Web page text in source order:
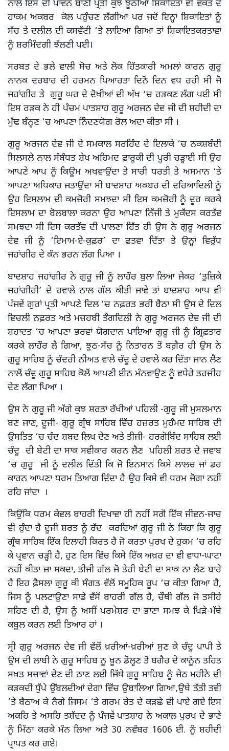
ਨਾਲ ਇਸ ਦੀ ਪਾਵਨ ਬਾਣੀ ਪ੍ਰਤੀ ਕੁੱਝ ਝੂਠੀਆਂ ਸ਼ਿਕਾਇਤਾਂ ਵੀ ਵਕਤ ਦੇ
ਹਾਕਮ ਅਕਬਰ ਕੋਲ ਪਹੁੰਚਣ ਲੱਗੀਆਂ ਪਰ ਜਦੋਂ ਇਨ੍ਹਾਂ ਸ਼ਿਕਾਇਤਾਂ ਨੂੰ
ਸੱਚ ਤੇ ਦਲੀਲ ਦੀ ਕਸਵੱਟੀ ‘ਤੇ ਲਾਇਆ ਗਿਆ ਤਾਂ ਸ਼ਿਕਾਇਤਕਰਤਾਵਾਂ
ਨੂੰ ਸ਼ਰਮਿੰਦਗੀ ਝੱਲਣੀ ਪਈ।
ਸਰਬਤ ਦੇ ਭਲੇ ਵਾਲੀ ਸੋਚ ਅਤੇ ਲੋਕ ਹਿੱਤਕਾਰੀ ਅਮਲਾਂ ਕਾਰਨ ਗੁਰੂ
ਨਾਨਕ ਦਰਬਾਰ ਦੀ ਹਰਮਨ ਪਿਆਰਤਾ ਦਿਨੋਂ ਦਿਨ ਵਧ ਰਹੀ ਸੀ ਜੋ
ਜਹਾਂਗੀਰ ਤੇ ਗੁਰੂ ਘਰ ਦੇ ਦੋਖੀਆਂ ਦੀ ਅੱਖ ‘ਚ ਰੜਕਣ ਲੱਗ ਪਈ ਸੀ
ਇਸ ਰੜਕ ਨੇ ਹੀ ਪੰਚਮ ਪਾਤਸ਼ਾਹ ਗੁਰੂ ਅਰਜਨ ਦੇਵ ਜੀ ਦੀ ਸ਼ਹੀਦੀ ਦਾ
ਮੁੱਢ ਬੰਨ੍ਹਣ ‘ਚ ਆਪਣਾ ਨਿੰਦਣਯੋਗ ਰੋਲ ਅਦਾ ਕੀਤਾ ਸੀ ।
ਗੁਰੂ ਅਰਜਨ ਦੇਵ ਜੀ ਦੇ ਸਮਕਾਲ ਸਰਹਿੰਦ ਦੇ ਇਲਾਕੇ ‘ਚ ਨਕਸ਼ਬੰਦੀ
ਸਿਲਸਲੇ ਨਾਲ ਸੰਬੰਧਤ ਸ਼ੇਖ ਅਹਿਮਦ ਫ਼ਾਰੂਕੀ ਦੀ ਪੂਰੀ ਚੜ੍ਹਾਈ ਸੀ ਉਹ
ਆਪਣੇ ਆਪ ਨੂੰ ਕਿਊਮ ਅਖਵਾਉਂਦਾ ਤੇ ਸਾਰੀ ਧਰਤੀ ਤੇ ਅਸਮਾਨ ‘ਤੇ
ਆਪਣਾ ਅਧਿਕਾਰ ਜਤਾਉਂਦਾ ਸੀ ਬਾਦਸ਼ਾਹ ਅਕਬਰ ਦੀ ਦਰਿਆਦਿਲੀ ਨੂੰ
ਉਹ ਇਸਲਾਮ ਦੀ ਕਮਜ਼ੋਰੀ ਸਮਝਦਾ ਸੀ ਇਸ ਕਮਜ਼ੋਰੀ ਨੂੰ ਦੂਰ ਕਰਕੇ
ਇਸਲਾਮ ਦਾ ਬੋਲਬਾਲਾ ਕਰਨਾ ਉਹ ਆਪਣਾ ਨਿੱਜੀ ਤੇ ਮੁਕੱਦਸ ਕਰਤੱਵ
ਸਮਝਦਾ ਸੀ ਇਸ ਕਰਤੱਵ ਦੀ ਪਾਲਣਾ ਹਿੱਤ ਹੀ ਉਸ ਨੇ ਗੁਰੂ ਅਰਜਨ
ਦੇਵ ਜੀ ਨੂੰ ‘ਇਮਾਮ-ਏ-ਕੁਫ਼ਰ’ ਦਾ ਫ਼ਤਵਾ ਦਿੱਤਾ ਤੇ ਉਨ੍ਹਾਂ ਵਿਰੁੱਧ
ਜਹਾਂਗੀਰ ਦੇ ਕੰਨ ਭਰਨ ਲੱਗ ਪਿਆ ।
ਬਾਦਸ਼ਾਹ ਜਹਾਂਗੀਰ ਨੇ ਗੁਰੂ ਜੀ ਨੂੰ ਲਾਹੌਰ ਬੁਲਾ ਲਿਆ ਜੇਕਰ ‘ਤੁਜ਼ਿਕੇ
ਜਹਾਂਗੀਰੀ’ ਦੇ ਹਵਾਲੇ ਨਾਲ ਗੱਲ ਕੀਤੀ ਜਾਵੇ ਤਾਂ ਬਾਦਸ਼ਾਹ ਆਪ ਵੀ
ਪੰਜਵੇਂ ਗੁਰਾਂ ਪ੍ਰਤੀ ਆਪਣੇ ਦਿਲ ‘ਚ ਨਫ਼ਰਤ ਭਰੀ ਬੈਠਾ ਸੀ ਉਸ ਦੇ ਦਿਲ
ਵਿਚਲੀ ਨਫ਼ਰਤ ਅਤੇ ਮਜ਼ਹਬੀ ਤੰਗਦਿਲੀ ਨੇ ਗੁਰੂ ਅਰਜਨ ਦੇਵ ਜੀ ਦੀ
ਸ਼ਹਾਦਤ ‘ਚ ਆਪਣਾ ਭਰਵਾਂ ਯੋਗਦਾਨ ਪਾਇਆ ਗੁਰੂ ਜੀ ਨੂੰ ਗ੍ਰਿਫ਼ਤਾਰ
ਕਰਕੇ ਲਾਹੌਰ ਲੈ ਗਿਆ, ਝੂਠ-ਸੱਚ ਨੂੰ ਨਿਤਾਰਨ ਤੋਂ ਬਗ਼ੈਰ ਹੀ ਉਸ ਨੇ
ਗੁਰੂ ਸਾਹਿਬ ਨੂੰ ਚੰਦਰੀ ਨੀਅਤ ਵਾਲੇ ਚੰਦੂ ਦੇ ਹਵਾਲੇ ਕਰ ਦਿੱਤਾ ਜਾਨ ਲੈਣ
ਨਾਲੋਂ ਚੰਦੂ ਗੁਰੂ ਸਾਹਿਬ ਕੋਲੋਂ ਆਪਣੀ ਈਨ ਮੰਨਵਾਉਣ ਨੂੰ ਵਧੇਰੇ ਤਰਜ਼ੀਹ
ਦੇਣ ਲੱਗਾ ਪਿਆ ।
ਉਸ ਨੇ ਗੁਰੂ ਜੀ ਅੱਗੇ ਕੁਝ ਸ਼ਰਤਾਂ ਰੱਖੀਆਂ ਪਹਿਲੀ -ਗੁਰੂ ਜੀ ਮੁਸਲਮਾਨ
ਬਣ ਜਾਣ, ਦੂਜੀ- ਗੁਰੂ ਗ੍ਰੰਥ ਸਾਹਿਬ ਵਿੱਚ ਹਜ਼ਰਤ ਮੁਹੰਮਦ ਸਾਹਿਬ ਦੀ
ਉਸਤਿਤ ‘ਚ ਚੰਦ ਸ਼ਬਦ ਲਿਖ ਦੇਣ ਅਤੇ ਤੀਜੀ- ਹਰਗੋਬਿੰਦ ਸਾਹਿਬ ਲਈ
ਚੰਦੂ ਦੀ ਬੇਟੀ ਦਾ ਸਾਕ ਸਵੀਕਾਰ ਕਰਨ ਲੈਣ ਪਹਿਲੀ ਸ਼ਰਤ ਦੇ ਜਵਾਬ
‘ਚ ਗੁਰੂ ਜੀ ਨੂੰ ਦਲੀਲ ਦਿੱਤੀ ਕਿ ਜੋ ਇਨਸਾਨ ਕਿਸੇ ਲਾਲਚ ਜਾਂ ਡਰ
ਕਾਰਨ ਆਪਣਾ ਧਰਮ ਤਿਆਗ ਦਿੰਦਾ ਹੈ ਉਹ ਕਿਸੇ ਵੀ ਧਰਮ ਜੋਗਾ ਨਹੀਂ
ਰਹਿ ਜਾਂਦਾ ।
ਕਿਉਂਕਿ ਧਰਮ ਕੇਵਲ ਬਾਹਰੀ ਦਿਖਾਵਾ ਹੀ ਨਹੀਂ ਸਗੋਂ ਇੱਕ ਜੀਵਨ-ਜਾਚ
ਵੀ ਹੁੰਦਾ ਹੈ ਦੂਜੀ ਸ਼ਰਤ ਨੂੰ ਰੱਦ ਕਰਦਿਆਂ ਗੁਰੂ ਜੀ ਨੇ ਕਿਹਾ ਕਿ ਗੁਰੂ
ਗ੍ਰੰਥ ਸਾਹਿਬ ਇੱਕ ਇਲਾਹੀ ਕਿਰਤ ਹੈ ਜੋ ਕਰਤਾ ਪੁਰਖ ਦੇ ਹੁਕਮ ‘ਚ ਰਹਿ
ਕੇ ਪ੍ਰਵਾਨ ਚੜ੍ਹੀ ਹੈ, ਹੁਣ ਇਸ ਵਿੱਚ ਕਿਸੇ ਇੱਕ ਅਖ਼ਰ ਦਾ ਵੀ ਵਾਧਾ-ਘਾਟਾ
ਨਹੀਂ ਕੀਤਾ ਜਾ ਸਕਦਾ, ਤੀਜੀ ਗੱਲ ਜੋ ਤੇਰੀ ਬੇਟੀ ਦਾ ਸਾਕ ਨਾ ਲੈਣ ਬਾਰੇ
ਹੈ ਇਹ ਫ਼ੈਸਲਾ ਗੁਰੂ ਕੀ ਸੰਗਤ ਵੱਲੋਂ ਸਮੂਹਿਕ ਰੂਪ ‘ਚ ਕੀਤਾ ਗਿਆ ਹੈ,
ਜਿਸ ਨੂੰ ਪਲਟਾਉਣਾ ਸਾਡੇ ਵੱਸੋਂ ਬਾਹਰੀ ਗੱਲ ਹੈ, ਚੌਥੀ ਗੱਲ ਜੋ ਤਸੀਹੇ
ਸਹਿਣ ਦੀ ਹੈ, ਉਸ ਨੂੰ ਅਸੀਂ ਪਰਮੇਸ਼ਰ ਦਾ ਭਾਣਾ ਸਮਝ ਕੇ ਖਿੜੇ-ਮੱਥੇ
ਕਬੂਲ ਕਰਨ ਲਈ ਤਿਆਰ ਹਾਂ ।
ਸ੍ਰੀ ਗੁਰੂ ਅਰਜਨ ਦੇਵ ਜੀ ਵੱਲੋਂ ਖ਼ਰੀਆਂ-ਖ਼ਰੀਆਂ ਸੁਣ ਕੇ ਚੰਦੂ ਪਾਪੀ ਤੇ
ਉਸ ਦੀ ਲਾਬੀ ਨੇ ਗੁਰੂ ਸਾਹਿਬ ਨੂ ਖ਼ੂਨ ਡੋਲ੍ਹਣ ਤੋਂ ਬਗੈਰ ਦੇ ਕਾਨੂੰਨ ਤਹਿਤ
ਸਖ਼ਤ ਸਜ਼ਾਵਾਂ ਦੇਣ ਦੀ ਠਾਣ ਲਈ ਜਿੱਥੇ ਗੁਰੂ ਸਾਹਿਬ ਨੂੰ ਜੇਠ ਮਹੀਨੇ ਦੀ
ਕੜਕਦੀ ਧੁੱਪੇ ਉੱਬਲਦੀਆਂ ਦੇਗਾਂ ਵਿੱਚ ਉਬਾਲਿਆ ਗਿਆ,ਉਥੇ ਤੱਤੀ ਤਵੀ
‘ਤੇ ਬੈਠਾਅ ਕੇ ਨੰਗੇ ਜਿਸਮ ‘ਤੇ ਗਰਮ ਰੇਤ ਦੇ ਕੜਛੇ ਵੀ ਪਾਏ ਗਏ ਇਸ
ਅਕਹਿ ਤੇ ਅਸਹਿ ਤਸ਼ੱਦਦ ਨੂੰ ਪੰਜਵੇਂ ਪਾਤਸ਼ਾਹ ਨੇ ਅਕਾਲ ਪੁਰਖ ਦੇ ਭਾਣੇ
ਨੂੰ ਮਿੱਠਾ ਕਰਕੇ ਮੰਨ ਲਿਆ ਅਤੇ 30 ਨਵੰਬਰ 1606 ਈ. ਨੂੰ ਸ਼ਹੀਦੀ
ਪ੍ਰਾਪਤ ਕਰ ਗਏ।